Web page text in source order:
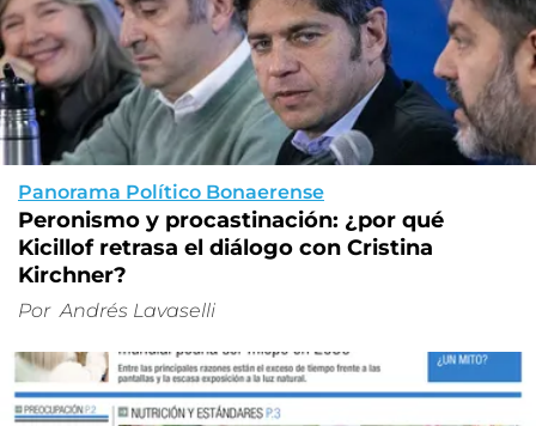
Panorama Político Bonaerense
Peronismo y procastinación: ¿por qué
Kicillof retrasa el diálogo con Cristina
Kirchner?
Por Andrés Lavaselli